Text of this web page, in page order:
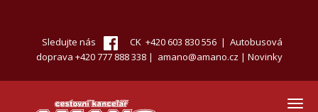
Sledujte nás
CK +420 603 830 556 | Autobusová
doprava +420 777 888 338 | amano@amano.cz | Novinky